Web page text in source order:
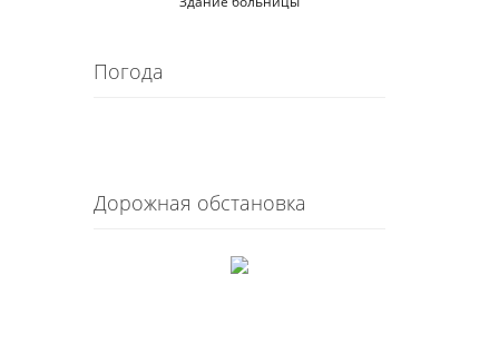
Погода
Дорожная обстановка